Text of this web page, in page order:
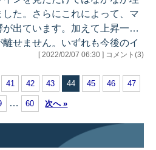
た。さらにこれによって、マ
出ています。加えて上昇一辺
せません。いずれも今後のイ
与えると思われ、丁寧に内容を
済統計分析 １. ISM製造業景況
請者数 ５. 雇用統計 1…
[ 2022/02/07 06:30 ] コメント(3)
41 42 43 44 45 46 47
… 60 次へ »